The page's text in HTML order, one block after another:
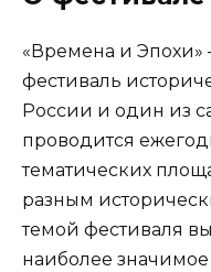
«Времена и
фестиваль
России и один из
проводится
тематических
разным
темой фестиваля
наиболее